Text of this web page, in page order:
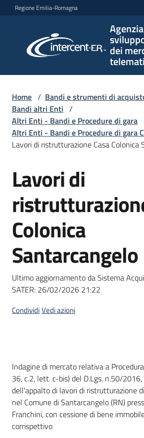
Vai al contenuto
Vai alla navigazione
Vai al footer
Regione Emilia-Romagna
dei
per lo
sviluppo
telematici
L'Agenzia
Bandi
strumenti
acquisto
Piattaforme
English
site
Home / Bandi e strumenti di
Bandi altri Enti /
Altri Enti - Bandi e Procedure di gara
Altri Enti - Bandi e Procedure di gara
Lavori di ristrutturazione Casa Colonica
Salta al contenuto
Lavori di
Colonica
Santarcangelo
Ultimo aggiornamento da Sistema
SATER: 26/02/2026 21:22
CondividiVedi azioni
Dati del bando
Indagine di mercato relativa a
36, c.2, lett. c-bis) del D.Lgs. n.50/
dell'appalto di lavori di ristrutturazione
nel Comune di Santarcangelo (RN)
Franchini, con cessione di bene
corrispettivo